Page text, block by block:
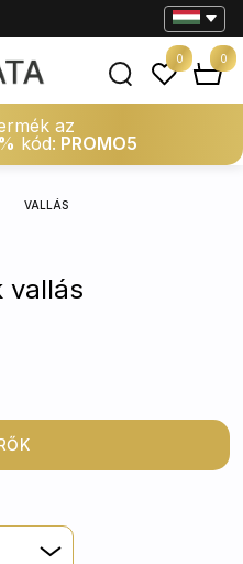
az
kód: PROMO5
0 0
VALLÁS
vallás